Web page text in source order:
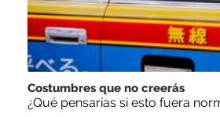
Costumbres que no creerás
¿Qué pensarías si esto fuera